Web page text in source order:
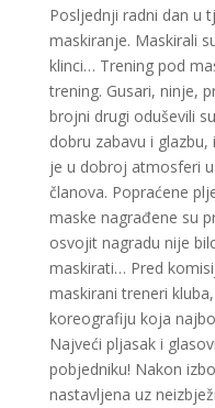
Posljednji radni dan u
maskiranje. Maskirali
klinci… Trening pod
trening. Gusari, ninje,
brojni drugi oduševili
dobru zabavu i
je u dobroj atmosferi
članova. Popraćene
maske nagrađene su
osvojit nagradu nije
maskirati… Pred
maskirani treneri
koreografiju koja
Najveći pljasak i
pobjedniku! Nakon
nastavljena uz